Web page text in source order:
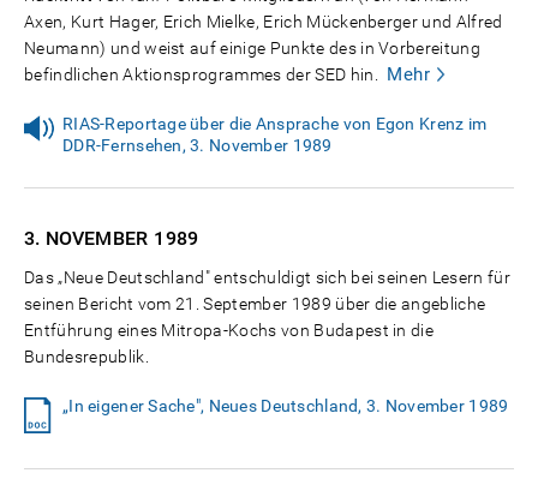
Axen, Kurt Hager, Erich Mielke, Erich Mückenberger und Alfred
Neumann) und weist auf einige Punkte des in Vorbereitung
befindlichen Aktionsprogrammes der SED hin.
Mehr
RIAS-Reportage über die Ansprache von Egon Krenz im
DDR-Fernsehen, 3. November 1989
3. NOVEMBER 1989
Das „Neue Deutschland" entschuldigt sich bei seinen Lesern für
seinen Bericht vom 21. September 1989 über die angebliche
Entführung eines Mitropa-Kochs von Budapest in die
Bundesrepublik.
„In eigener Sache", Neues Deutschland, 3. November 1989